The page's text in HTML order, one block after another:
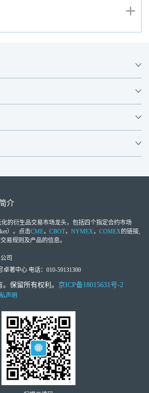
介
的衍生品交易市场龙头，包括四个指定合约市场
）。点击CME， CBOT， NYMEX， COMEX的链接,
易规则及产品的信息。
司
著中心 电话：010-59131300
保留所有权利。 京ICP备18015631号-2
声明